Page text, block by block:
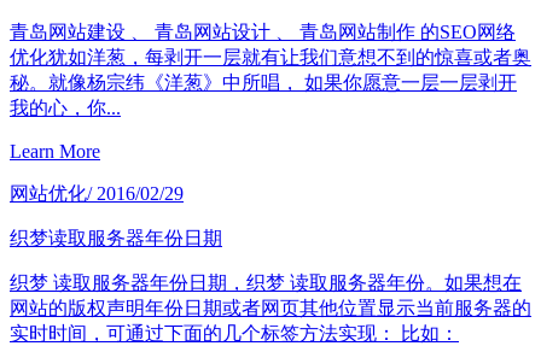
青岛网站建设 、 青岛网站设计 、 青岛网站制作 的SEO网络
优化犹如洋葱，每剥开一层就有让我们意想不到的惊喜或者奥
秘。就像杨宗纬《洋葱》中所唱， 如果你愿意一层一层剥开
我的心，你...
Learn More
网站优化/ 2016/02/29
织梦读取服务器年份日期
织梦 读取服务器年份日期，织梦 读取服务器年份。如果想在
网站的版权声明年份日期或者网页其他位置显示当前服务器的
实时时间，可通过下面的几个标签方法实现： 比如：